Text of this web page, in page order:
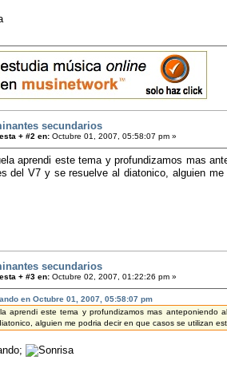
secundarios
+ #2 en: Octubre 01, 2007, 05:58:07 pm »
aprendi este tema y profundizamos mas
del V7 y se resuelve al diatonico, alguien
secundarios
+ #3 en: Octubre 02, 2007, 01:22:26 pm »
en Octubre 01, 2007, 05:58:07 pm
aprendi este tema y profundizamos mas
alguien me podria decir en que casos se utilizan